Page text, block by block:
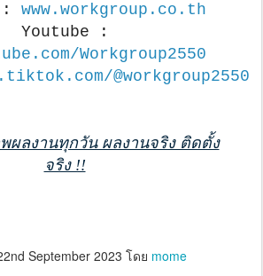
: www.workgroup.co.th
Youtube :
Workgroup2550
@workgroup2550
พผลงานทุกวัน ผลงานจริง ติดตั้ง
จริง !!
September 2023 โดย mome